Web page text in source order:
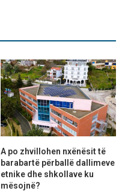
A po zhvillohen nxënësit të
barabartë përballë dallimeve
etnike dhe shkollave ku
mësojnë?